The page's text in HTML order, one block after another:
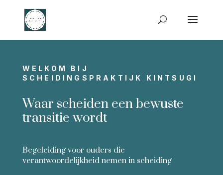
WELKOM BIJ
SCHEIDINGSPRAKTIJK KINTSUGI
Waar scheiden een bewuste
transitie wordt
Begeleiding voor ouders die
verantwoordelijkheid nemen in scheiding